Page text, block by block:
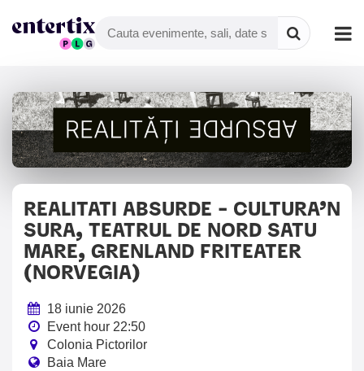
REALITATI ABSURDE - CULTURA’N
SURA, TEATRUL DE NORD SATU
MARE, GRENLAND FRITEATER
(NORVEGIA)
18 iunie 2026
Event hour 22:50
Colonia Pictorilor
Baia Mare